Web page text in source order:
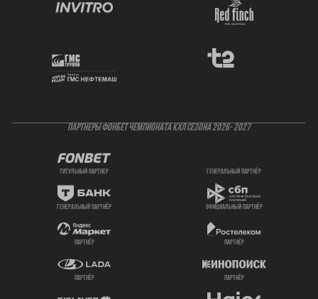
ПАРТНЕРЫ ФОНБЕТ ЧЕМПИОНАТА КХЛ СЕЗОНА 2026- 2027
титульный партнер генеральный партнёр
генеральный партнёр официальный партнёр
партнёр партнёр
партнёр партнёр